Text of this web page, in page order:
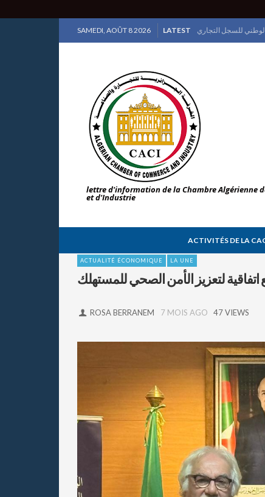
SAMEDI, AOÛT 8 2026 LATEST
lettre d'information de la Chambre Algérienne
et d'Industrie
ACTIVITÉS DE LA
ACTUALITÉ ÉCONOMIQUE LA UNE
لتعزيز الأمن الصحي للمستهلك
ROSA BERRANEM 7 MOIS AGO 47 VIEWS